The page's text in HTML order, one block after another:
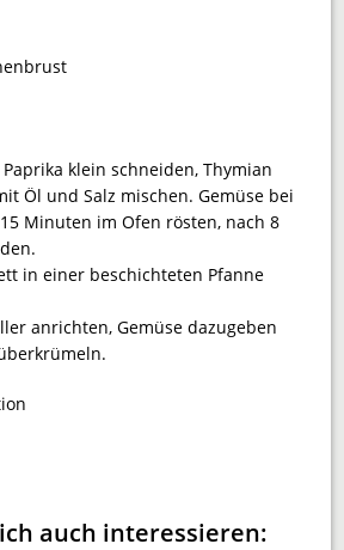
klein schneiden, Thymian
Öl und Salz mischen. Gemüse bei
Minuten im Ofen rösten, nach 8
in einer beschichteten Pfanne
anrichten, Gemüse dazugeben
auch interessieren: